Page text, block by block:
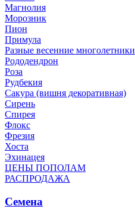
Магнолия
Морозник
Пион
Примула
Разные весенние многолетники
Рододендрон
Роза
Рудбекия
Сакура (вишня декоративная)
Сирень
Спирея
Флокс
Фрезия
Хоста
Эхинацея
ЦЕНЫ ПОПОЛАМ
РАСПРОДАЖА
Семена